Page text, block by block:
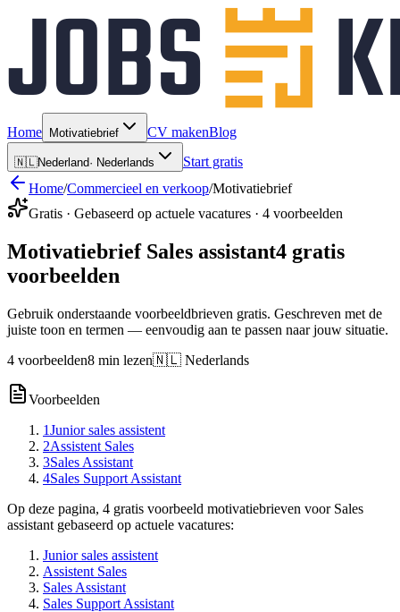
Home Motivatiebrief CV makenBlog
🇳🇱Nederland· Nederlands
Start gratis
Home/Commercieel en verkoop/Motivatiebrief
Gratis · Gebaseerd op actuele vacatures · 4 voorbeelden
Motivatiebrief Sales assistant4 gratis
voorbeelden
Gebruik onderstaande voorbeeldbrieven gratis. Geschreven met de
juiste toon en termen — eenvoudig aan te passen naar jouw situatie.
4 voorbeelden8 min lezen🇳🇱 Nederlands
Voorbeelden
1Junior sales assistent
2Assistent Sales
3Sales Assistant
4Sales Support Assistant
Op deze pagina, 4 gratis voorbeeld motivatiebrieven voor Sales
assistant gebaseerd op actuele vacatures:
Junior sales assistent
Assistent Sales
Sales Assistant
Sales Support Assistant